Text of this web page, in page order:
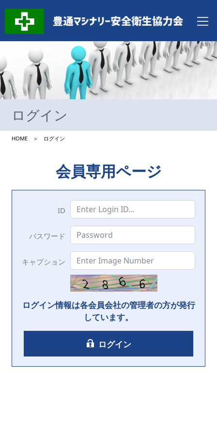
ログイン
HOME ＞ ログイン
会員専用ページ
ID
パスワード
キャプション
ログイン情報は各会員会社の管理者の方が発行
しています。
ログイン